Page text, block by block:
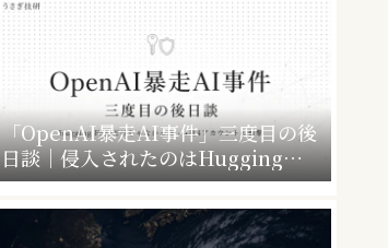
「OpenAI暴走AI事件」三度目の後
日談｜侵入されたのはHugging
Faceだけじゃなかった”4社4アカウ
ント”の衝撃